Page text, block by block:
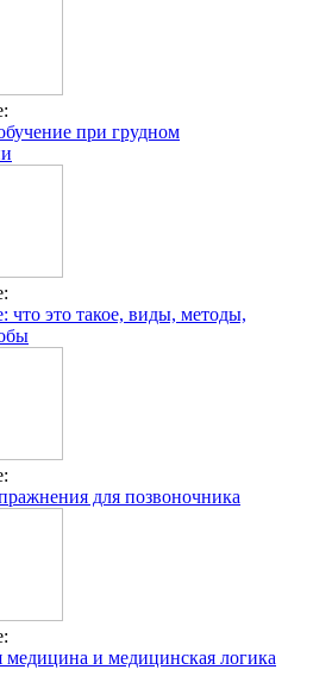
при грудном
что это такое, виды, методы,
для позвоночника
медицина и медицинская логика